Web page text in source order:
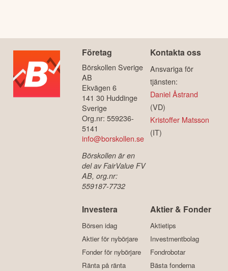
Företag
Börskollen Sverige
AB
Ekvägen 6
141 30 Huddinge
Sverige
Org.nr: 559236-
5141
info@borskollen.se
Börskollen är en
del av FairValue FV
AB, org.nr:
559187-7732
Kontakta oss
Ansvariga för
tjänsten:
Daniel Åstrand
(VD)
Kristoffer Matsson
(IT)
Investera
Börsen idag
Aktier för nybörjare
Fonder för nybörjare
Ränta på ränta
Aktier & Fonder
Aktietips
Investmentbolag
Fondrobotar
Bästa fonderna